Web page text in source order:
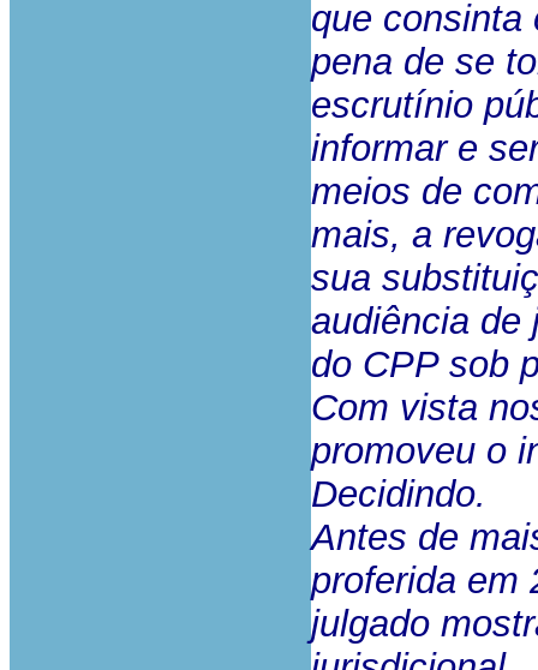
que consinta
pena de se
escrutínio
informar e
meios de
mais, a
sua
audiência de
do CPP sob
Com vista
promoveu o
Decidindo.
Antes de
proferida em
julgado